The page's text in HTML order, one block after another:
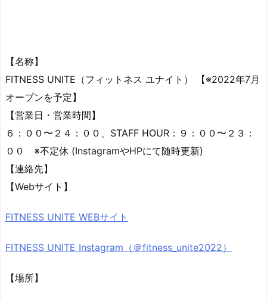
【名称】
FITNESS UNITE（フィットネス ユナイト） 【※2022年7月
オープンを予定】
【営業日・営業時間】
６：００〜２４：００、STAFF HOUR：９：００〜２３：
００ ※不定休 (InstagramやHPにて随時更新)
【連絡先】
【Webサイト】
FITNESS UNITE WEBサイト
FITNESS UNITE Instagram（＠fitness_unite2022）
【場所】